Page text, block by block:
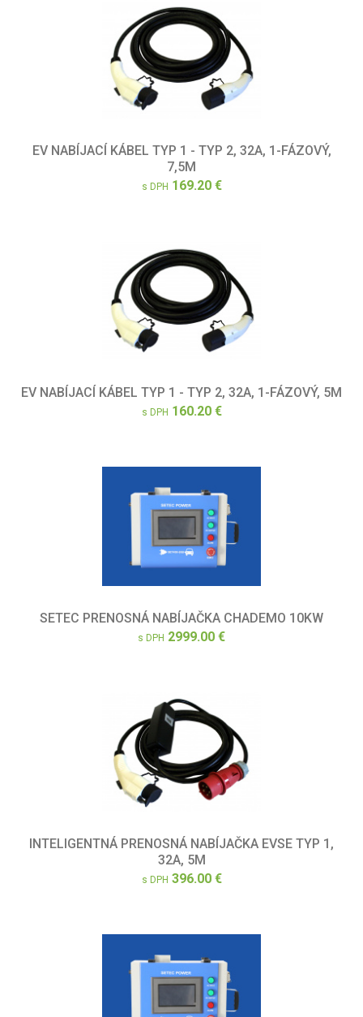
EV NABÍJACÍ KÁBEL TYP 1 - TYP 2, 32A, 1-FÁZOVÝ,
7,5M
s DPH 169.20 €
EV NABÍJACÍ KÁBEL TYP 1 - TYP 2, 32A, 1-FÁZOVÝ, 5M
s DPH 160.20 €
SETEC PRENOSNÁ NABÍJAČKA CHADEMO 10KW
s DPH 2999.00 €
INTELIGENTNÁ PRENOSNÁ NABÍJAČKA EVSE TYP 1,
32A, 5M
s DPH 396.00 €